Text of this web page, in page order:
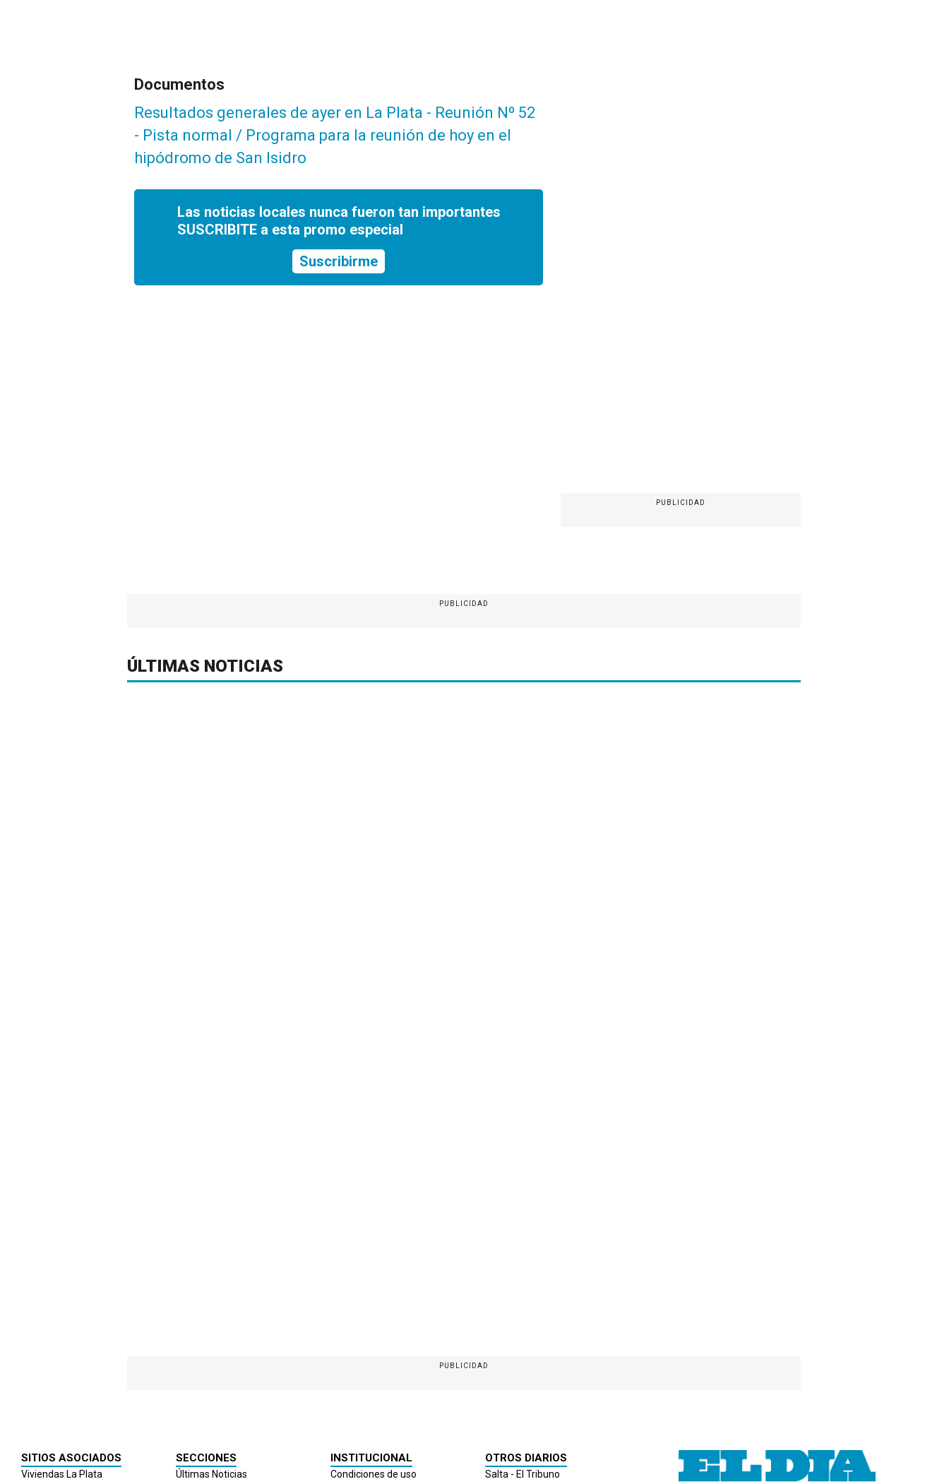
Documentos
Resultados generales de ayer en La Plata - Reunión Nº 52
- Pista normal / Programa para la reunión de hoy en el
hipódromo de San Isidro
Las noticias locales nunca fueron tan importantes
SUSCRIBITE a esta promo especial
Suscribirme
PUBLICIDAD
PUBLICIDAD
ÚLTIMAS NOTICIAS
PUBLICIDAD
SITIOS ASOCIADOS
Viviendas La Plata
SECCIONES
Últimas Noticias
INSTITUCIONAL
Condiciones de uso
OTROS DIARIOS
Salta - El Tribuno